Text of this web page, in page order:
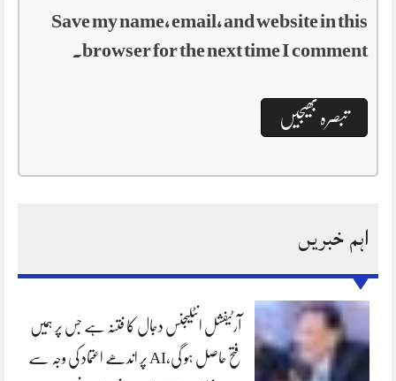
Save my name, email, and website in this
browser for the next time I comment.
اہم خبریں
آرٹیفشل انٹلیجنس دجال کا فتنہ ہے جس پر ہمیں
فتح حاصل ہو گی،AI پر اندھے اعتماد کی وجہ سے